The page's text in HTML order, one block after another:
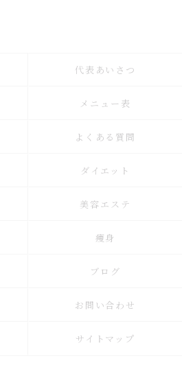
代表あいさつ
メニュー表
よくある質問
ダイエット
美容エステ
痩身
ブログ
お問い合わせ
サイトマップ